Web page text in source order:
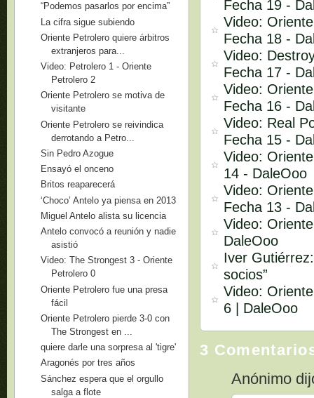
Fecha 19 -
Video:
Fecha 18 -
Video:
Fecha 17 -
Video:
Fecha 16 -
Video: Real
Fecha 15 -
Video:
14 - DaleOoo
Video:
Fecha 13 -
Video:
DaleOoo
Iver
socios”
Video:
6 | DaleOoo
3
Anónimo
“Podemos pasarlos por encima”
La cifra sigue subiendo
Oriente Petrolero quiere árbitros
extranjeros para...
Video: Petrolero 1 - Oriente
Petrolero 2
Oriente Petrolero se motiva de
visitante
Oriente Petrolero se reivindica
derrotando a Petro...
Sin Pedro Azogue
Ensayó el onceno
Britos reaparecerá
‘Choco’ Antelo ya piensa en 2013
Miguel Antelo alista su licencia
Antelo convocó a reunión y nadie
asistió
Video: The Strongest 3 - Oriente
Petrolero 0
Oriente Petrolero fue una presa
fácil
Oriente Petrolero pierde 3-0 con
The Strongest en ...
quiere darle una sorpresa al 'tigre'
Aragonés por tres años
Sánchez espera que el orgullo
salga a flote